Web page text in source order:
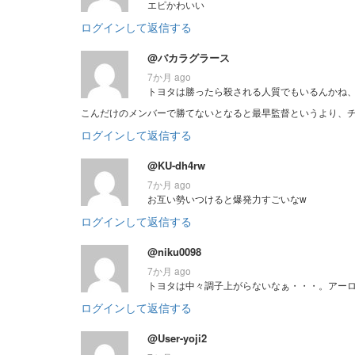
エピかわいい
ログインして返信する
@バカラグラース
7か月 ago
トヨタは勝ったら殺される人質でもいるんかね、
こんだけのメンバーで勝てないとなると最早監督というより、
ログインして返信する
@KU-dh4rw
7か月 ago
お互い勢いつけると爆発力すごいなw
ログインして返信する
@niku0098
7か月 ago
トヨタは中々調子上がらないなぁ・・・。アー
ログインして返信する
@User-yoji2